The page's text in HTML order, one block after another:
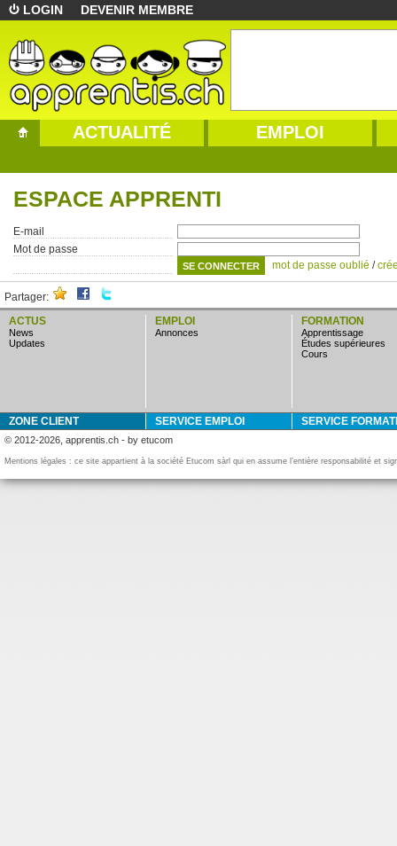
LOGIN DEVENIR MEMBRE
ACTUALITÉ EMPLOI
ESPACE APPRENTI
E-mail
Mot de passe
mot de passe oublié /
Partager:
ACTUS
news
updates
EMPLOI
annonces
FORMATION
apprentissage
études supérieures
cours
ZONE CLIENT SERVICE EMPLOI SERVICE
© 2012-2026, apprentis.ch - by etucom
Mentions légales : ce site appartient à la société Etucom sàrl qui en assume l’entière responsabilité et